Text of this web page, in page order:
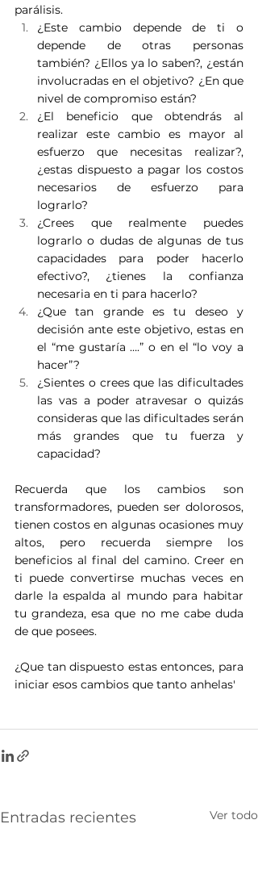
parálisis.
¿Este cambio depende de ti o
depende de otras personas
también? ¿Ellos ya lo saben?, ¿están
involucradas en el objetivo? ¿En que
nivel de compromiso están?
¿El beneficio que obtendrás al
realizar este cambio es mayor al
esfuerzo que necesitas realizar?,
¿estas dispuesto a pagar los costos
necesarios de esfuerzo para
lograrlo?
¿Crees que realmente puedes
lograrlo o dudas de algunas de tus
capacidades para poder hacerlo
efectivo?, ¿tienes la confianza
necesaria en ti para hacerlo?
¿Que tan grande es tu deseo y
decisión ante este objetivo, estas en
el “me gustaría ….” o en el “lo voy a
hacer”?
¿Sientes o crees que las dificultades
las vas a poder atravesar o quizás
consideras que las dificultades serán
más grandes que tu fuerza y
capacidad?
Recuerda que los cambios son
transformadores, pueden ser dolorosos,
tienen costos en algunas ocasiones muy
altos, pero recuerda siempre los
beneficios al final del camino. Creer en
ti puede convertirse muchas veces en
darle la espalda al mundo para habitar
tu grandeza, esa que no me cabe duda
de que posees.
¿Que tan dispuesto estas entonces, para
iniciar esos cambios que tanto anhelas'
Entradas recientes Ver todo